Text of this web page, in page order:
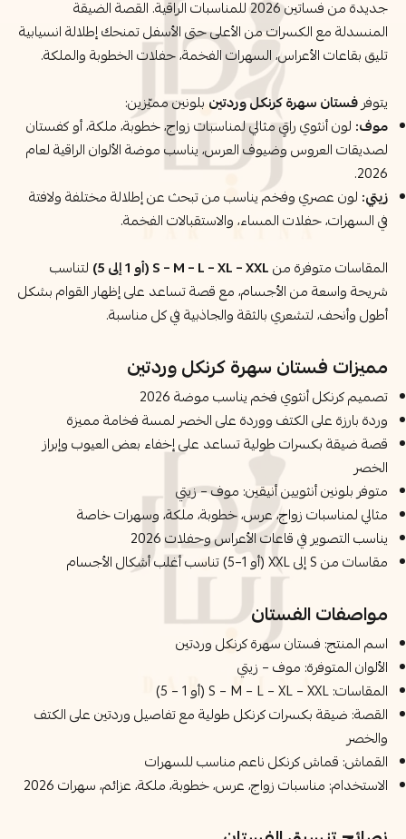
جديدة من فساتين 2026 للمناسبات الراقية. القصة الضيقة
المنسدلة مع الكسرات من الأعلى حتى الأسفل تمنحك إطلالة انسيابية
تليق بقاعات الأعراس، السهرات الفخمة، حفلات الخطوبة والملكة.
يتوفرفستان سهرة كرنكل وردتين بلونين مميّزين:
موف: لون أنثوي راقٍ مثالي لمناسبات زواج، خطوبة، ملكة، أو كفستان
لصديقات العروس وضيوف العرس، يناسب موضة الألوان الراقية لعام
2026.
زيتي: لون عصري وفخم يناسب من تبحث عن إطلالة مختلفة ولافتة
في السهرات، حفلات المساء، والاستقبالات الفخمة.
المقاسات متوفرة منS – M – L – XL – XXL (أو 1 إلى 5)
لتناسب
شريحة واسعة من الأجسام، مع قصة تساعد على إظهار القوام بشكل
أطول وأنحف، لتشعري بالثقة والجاذبية في كل مناسبة.
مميزات فستان سهرة كرنكل وردتين
تصميم كرنكل أنثوي فخم يناسب موضة 2026
وردة بارزة على الكتف ووردة على الخصر لمسة فخامة مميزة
قصة ضيقة بكسرات طولية تساعد على إخفاء بعض العيوب وإبراز
الخصر
متوفر بلونين أنثويين أنيقين: موف – زيتي
مثالي لمناسبات زواج، عرس، خطوبة، ملكة، وسهرات خاصة
يناسب التصوير في قاعات الأعراس وحفلات 2026
مقاسات من S إلى XXL (أو 1–5) تناسب أغلب أشكال الأجسام
مواصفات الفستان
اسم المنتج: فستان سهرة كرنكل وردتين
الألوان المتوفرة: موف – زيتي
المقاسات: S – M – L – XL – XXL (أو 1 – 5)
القصة: ضيقة بكسرات كرنكل طولية مع تفاصيل وردتين على الكتف
والخصر
القماش: قماش كرنكل ناعم مناسب للسهرات
الاستخدام: مناسبات زواج، عرس، خطوبة، ملكة، عزائم، سهرات 2026